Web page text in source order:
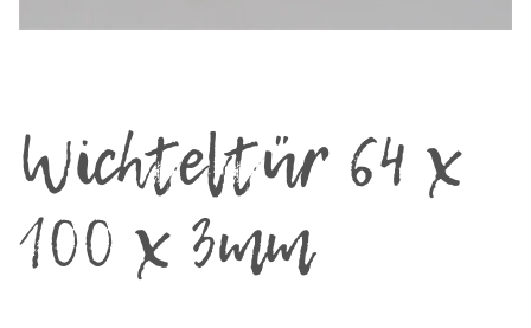
Wichteltür 64 x
100 x 3mm